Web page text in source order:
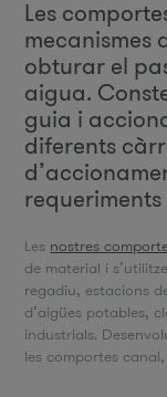
Les
mecanismes
obturar el
aigua.
guia i
diferents
Les nostres
de material i
regadiu, estacions
d’aigües potables,
industrials.
les comportes